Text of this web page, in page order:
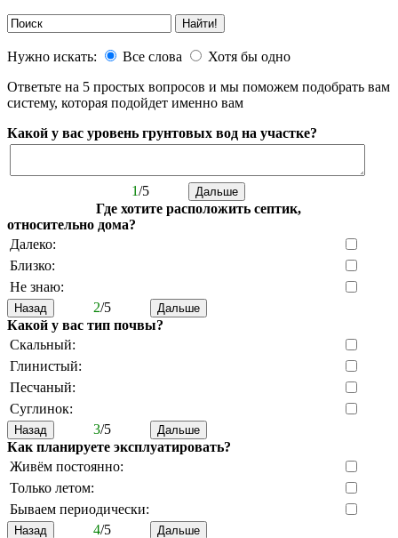
Нужно искать: Все слова
Хотя бы одно
Ответьте на 5 простых вопросов и мы поможем подобрать вам
систему, которая подойдет именно вам
Какой у вас уровень грунтовых вод на участке?
1/5
Где хотите расположить септик,
относительно дома?
Далеко:
Близко:
Не знаю:
2/5
Какой у вас тип почвы?
Скальный:
Глинистый:
Песчаный:
Суглинок:
3/5
Как планируете эксплуатировать?
Живём постоянно:
Только летом:
Бываем периодически:
4/5